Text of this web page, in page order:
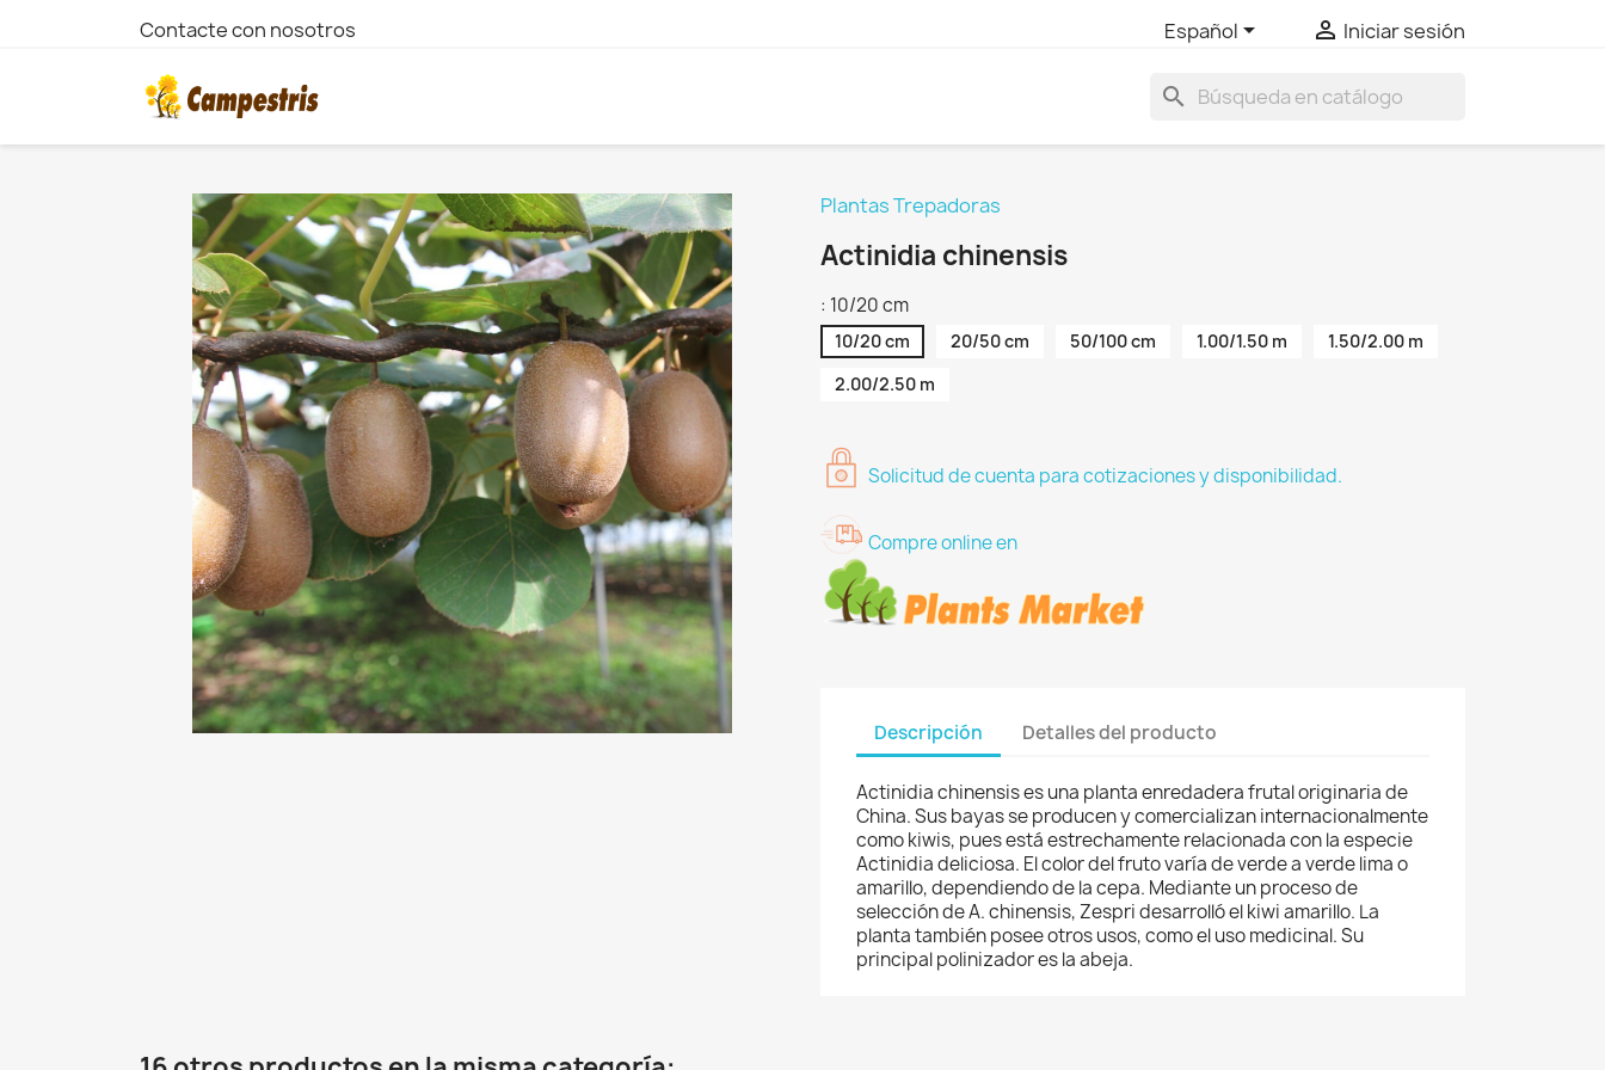
Contacte con nosotros Español  Iniciar sesión
search
Plantas Trepadoras
Actinidia chinensis
: 10/20 cm
10/20 cm 20/50 cm 50/100 cm 1.00/1.50 m
1.50/2.00 m
2.00/2.50 m
Solicitud de cuenta para cotizaciones y disponibilidad.
Compre online en
Descripción Detalles del producto
Actinidia chinensis es una planta enredadera frutal originaria de
China. Sus bayas se producen y comercializan internacionalmente
como kiwis, pues está estrechamente relacionada con la especie
Actinidia deliciosa. El color del fruto varía de verde a verde lima o
amarillo, dependiendo de la cepa. Mediante un proceso de
selección de A. chinensis, Zespri desarrolló el kiwi amarillo. La
planta también posee otros usos, como el uso medicinal. Su
principal polinizador es la abeja.